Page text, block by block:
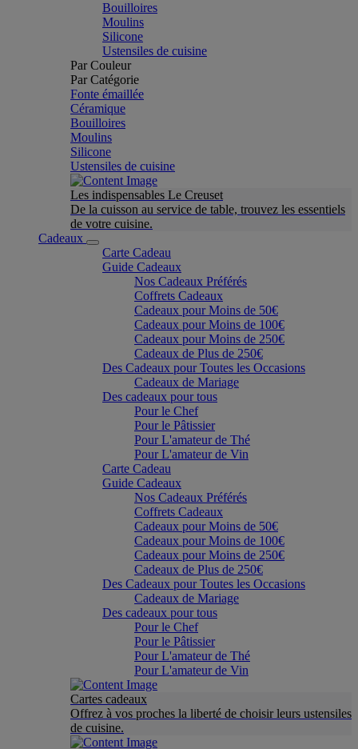
Bouilloires
Moulins
Silicone
Ustensiles de cuisine
Par Couleur
Par Catégorie
Fonte émaillée
Céramique
Bouilloires
Moulins
Silicone
Ustensiles de cuisine
Les indispensables Le Creuset
De la cuisson au service de table, trouvez les essentiels
de votre cuisine.
Cadeaux
Carte Cadeau
Guide Cadeaux
Nos Cadeaux Préférés
Coffrets Cadeaux
Cadeaux pour Moins de 50€
Cadeaux pour Moins de 100€
Cadeaux pour Moins de 250€
Cadeaux de Plus de 250€
Des Cadeaux pour Toutes les Occasions
Cadeaux de Mariage
Des cadeaux pour tous
Pour le Chef
Pour le Pâtissier
Pour L'amateur de Thé
Pour L'amateur de Vin
Carte Cadeau
Guide Cadeaux
Nos Cadeaux Préférés
Coffrets Cadeaux
Cadeaux pour Moins de 50€
Cadeaux pour Moins de 100€
Cadeaux pour Moins de 250€
Cadeaux de Plus de 250€
Des Cadeaux pour Toutes les Occasions
Cadeaux de Mariage
Des cadeaux pour tous
Pour le Chef
Pour le Pâtissier
Pour L'amateur de Thé
Pour L'amateur de Vin
Cartes cadeaux
Offrez à vos proches la liberté de choisir leurs ustensiles
de cuisine.